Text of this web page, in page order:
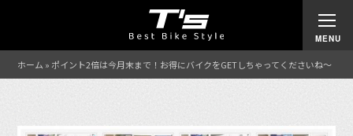
ホーム » ポイント2倍は今月末まで！お得にバイクをGETしちゃってくださいね〜